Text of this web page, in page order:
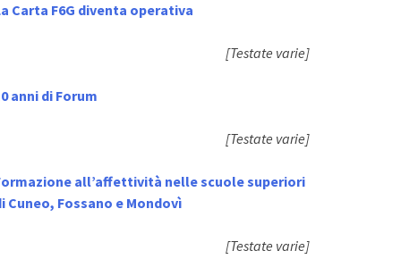
Carta F6G diventa operativa
[Testate varie]
anni di Forum
[Testate varie]
all’affettività nelle scuole superiori
Cuneo, Fossano e Mondovì
[Testate varie]